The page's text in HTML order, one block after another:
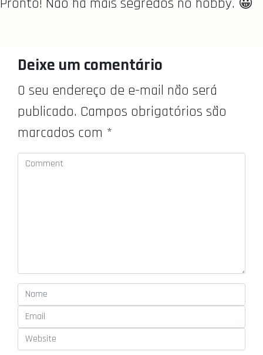
Deixe um comentário
O seu endereço de e-mail não será
publicado. Campos obrigatórios são
marcados com *